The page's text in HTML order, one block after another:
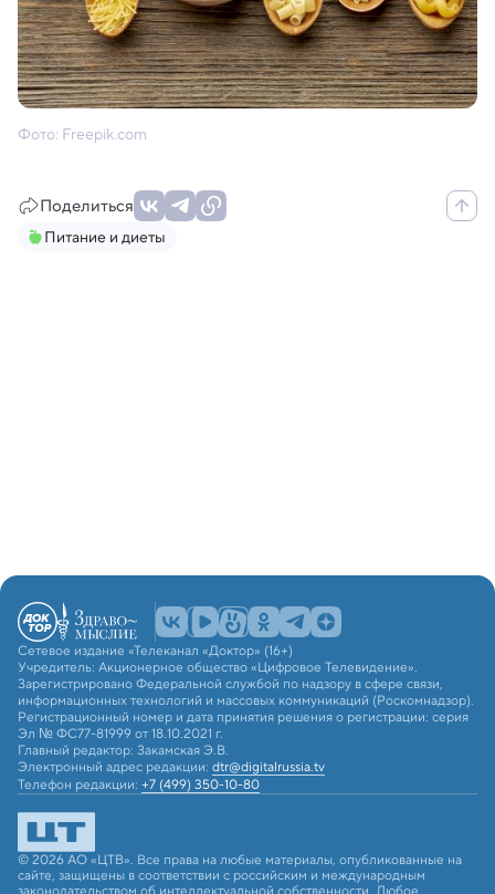
Фото: Freepik.com
Поделиться
Питание и диеты
Сетевое издание «Телеканал «Доктор» (16+)
Учредитель: Акционерное общество «Цифровое Телевидение».
Зарегистрировано Федеральной службой по надзору в сфере связи,
информационных технологий и массовых коммуникаций (Роскомнадзор).
Регистрационный номер и дата принятия решения о регистрации: серия
Эл № ФС77-81999 от 18.10.2021 г.
Главный редактор: Закамская Э.В.
Электронный адрес редакции: dtr@digitalrussia.tv
Телефон редакции: +7 (499) 350-10-80
© 2026 АО «ЦТВ». Все права на любые материалы, опубликованные на
сайте, защищены в соответствии с российским и международным
законодательством об интеллектуальной собственности. Любое